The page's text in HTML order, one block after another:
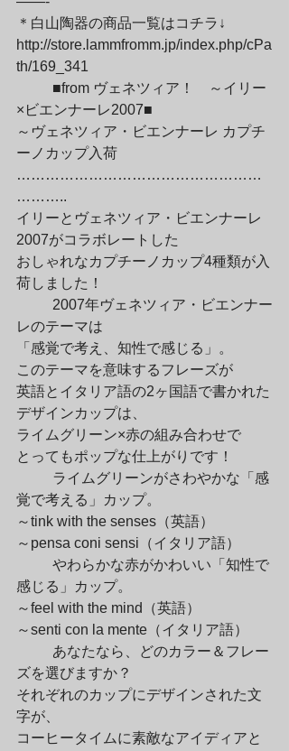
＊白山陶器の商品一覧はコチラ↓
http://store.lammfromm.jp/index.php/cPa
th/169_341
×ビエンナーレ2007■
～ヴェネツィア・ビエンナーレ カプチ
ーノカップ入荷
……………………………………………
………..
イリーとヴェネツィア・ビエンナーレ
2007がコラボレートした
おしゃれなカプチーノカップ4種類が入
荷しました！
レのテーマは
「感覚で考え、知性で感じる」。
このテーマを意味するフレーズが
英語とイタリア語の2ヶ国語で書かれた
デザインカップは、
ライムグリーン×赤の組み合わせで
とってもポップな仕上がりです！
覚で考える」カップ。
～tink with the senses（英語）
～pensa coni sensi（イタリア語）
感じる」カップ。
～feel with the mind（英語）
～senti con la mente（イタリア語）
ズを選びますか？
それぞれのカップにデザインされた文
字が、
コーヒータイムに素敵なアイディアと